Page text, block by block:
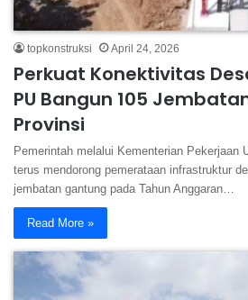
topkonstruksi April 24, 2026
Perkuat Konektivitas
PU Bangun 105
Provinsi
Pemerintah melalui Kementerian Pekerjaan
terus mendorong pemerataan infrastruktur
jembatan gantung pada Tahun Anggaran…
Read More »